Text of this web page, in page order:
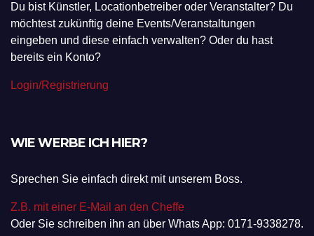
Du bist Künstler, Locationbetreiber oder Veranstalter? Du
möchtest zukünftig deine Events/Veranstaltungen
eingeben und diese einfach verwalten? Oder du hast
bereits ein Konto?
Login/Registrierung
WIE WERBE ICH HIER?
Sprechen Sie einfach direkt mit unserem Boss.
Z.B. mit einer E-Mail an den Cheffe
Oder Sie schreiben ihn an über Whats App: 0171-9338278.